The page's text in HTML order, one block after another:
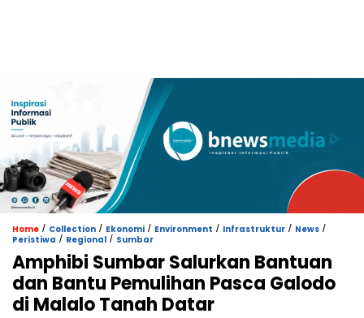
Home / Collection / Ekonomi / Environment / Infrastruktur / News /
Peristiwa / Regional / Sumbar
Amphibi Sumbar Salurkan Bantuan
dan Bantu Pemulihan Pasca Galodo
di Malalo Tanah Datar